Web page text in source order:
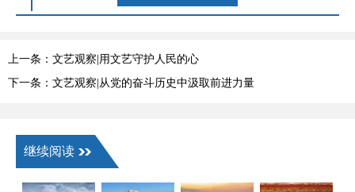
上一条：文艺观察|用文艺守护人民的心
下一条：文艺观察|从党的奋斗历史中汲取前进力量
继续阅读